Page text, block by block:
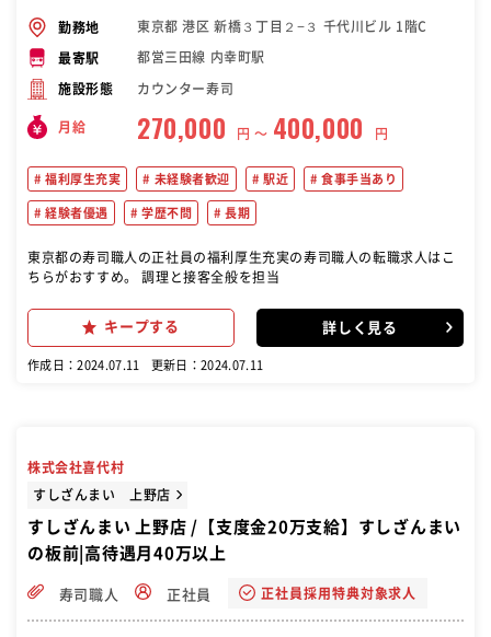
勤務地 東京都 港区 新橋３丁目２−３ 千代川ビル 1階C
最寄駅 都営三田線 内幸町駅
施設形態 カウンター寿司
月給 270,000 円 〜 400,000 円
福利厚生充実 未経験者歓迎 駅近 食事手当あり
経験者優遇 学歴不問 長期
東京都の寿司職人の正社員の福利厚生充実の寿司職人の転職求人はこ
ちらがおすすめ。 調理と接客全般を担当
キープする 詳しく見る
作成日：2024.07.11 更新日：2024.07.11
株式会社喜代村
すしざんまい 上野店
すしざんまい 上野店 /【支度金20万支給】すしざんまい
の板前|高待遇月40万以上
寿司職人 正社員 正社員採用特典対象求人